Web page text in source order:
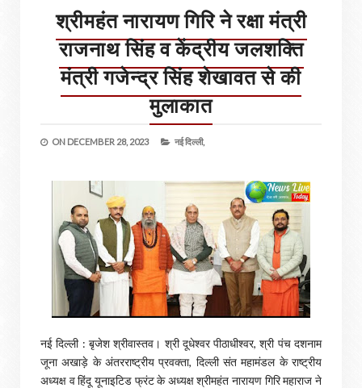
श्रीमहंत नारायण गिरि ने रक्षा मंत्री
राजनाथ सिंह व केंद्रीय जलशक्ति
मंत्री गजेन्द्र सिंह शेखावत से की
मुलाकात
ON DECEMBER 28, 2023 नई दिल्ली,
नई दिल्ली : बृजेश श्रीवास्तव। श्री दूधेश्वर पीठाधीश्वर, श्री पंच दशनाम
जूना अखाड़े के अंतरराष्ट्रीय प्रवक्ता, दिल्ली संत महामंडल के राष्ट्रीय
अध्यक्ष व हिंदू यूनाइटिड फ्रंट के अध्यक्ष श्रीमहंत नारायण गिरि महाराज ने